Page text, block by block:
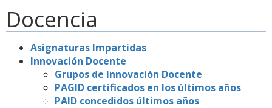
Docencia
Asignaturas Impartidas
Innovación Docente
Grupos de Innovación Docente
PAGID certificados en los últimos años
PAID concedidos últimos años